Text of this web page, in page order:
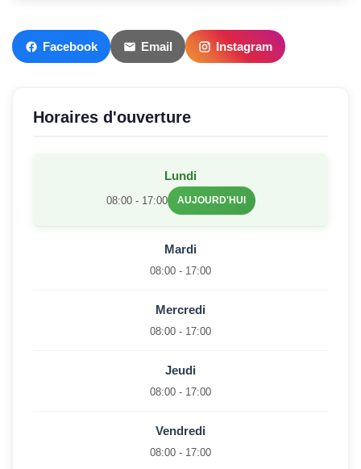
Facebook Email Instagram
Horaires d'ouverture
Lundi
08:00 - 17:00 AUJOURD'HUI
Mardi
08:00 - 17:00
Mercredi
08:00 - 17:00
Jeudi
08:00 - 17:00
Vendredi
08:00 - 17:00